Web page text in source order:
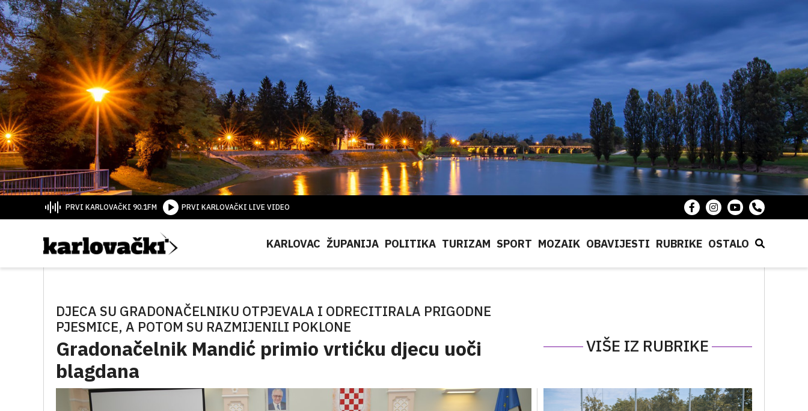
PRVI KARLOVAČKI 90.1FM PRVI KARLOVAČKI LIVE VIDEO
KARLOVAC ŽUPANIJA POLITIKA TURIZAM SPORT MOZAIK OBAVIJESTI RUBRIKE OSTALO
DJECA SU GRADONAČELNIKU OTPJEVALA I ODRECITIRALA PRIGODNE
PJESMICE, A POTOM SU RAZMIJENILI POKLONE
Gradonačelnik Mandić primio vrtićku djecu uoči
blagdana
VIŠE IZ RUBRIKE